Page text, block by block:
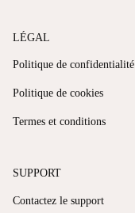
LÉGAL
Politique de confidentialité
Politique de cookies
Termes et conditions
SUPPORT
Contactez le support